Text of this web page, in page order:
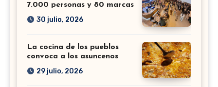
7.000 personas y 80 marcas
30 julio, 2026
La cocina de los pueblos
convoca a los asuncenos
29 julio, 2026